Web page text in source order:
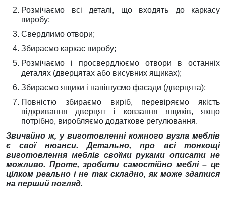
Розмічаємо всі деталі, що входять до каркасу
виробу;
Свердлимо отвори;
Збираємо каркас виробу;
Розмічаємо і просвердлюємо отвори в останніх
деталях (дверцятах або висувних ящиках);
Збираємо ящики і навішуємо фасади (дверцята);
Повністю збираємо виріб, перевіряємо якість
відкривання дверцят і ковзання ящиків, якщо
потрібно, виробляємо додаткове регулювання.
Звичайно ж, у виготовленні кожного вузла меблів
є свої нюанси.Детально, про всі тонкощі
виготовлення меблів своїми рукамиописати не
можливо. Проте,зробити самостійно меблі– це
цілком реально і не так складно, як може здатися
на перший погляд.